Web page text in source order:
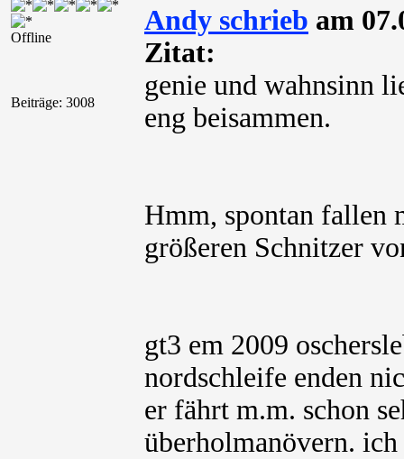
Offline
Beiträge: 3008
Andy schrieb am
Zitat:
genie und wahnsinn
eng beisammen.
Hmm, spontan fallen
größeren Schnitzer
gt3 em 2009
nordschleife enden
er fährt m.m. schon
überholmanövern.